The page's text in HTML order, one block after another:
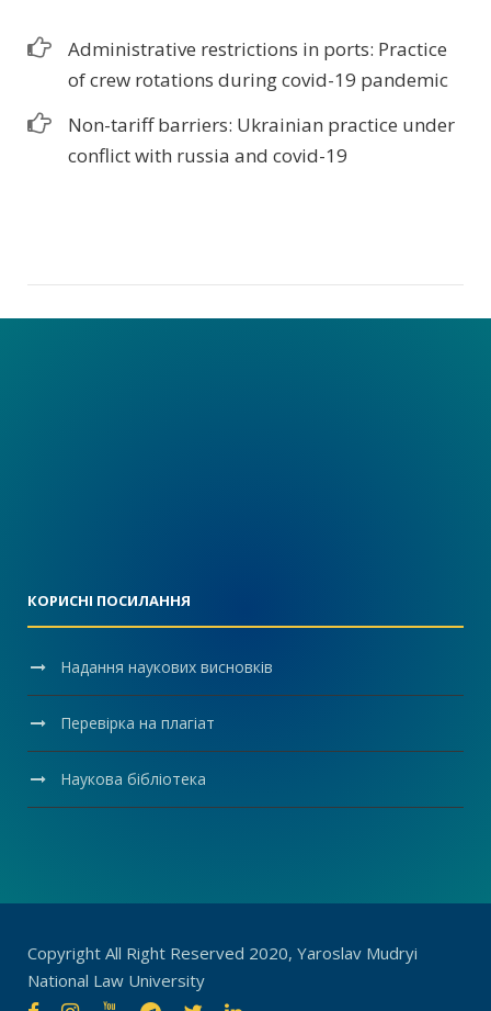
Administrative restrictions in ports: Practice
of crew rotations during covid-19 pandemic
Non-tariff barriers: Ukrainian practice under
conflict with russia and covid-19
КОРИСНІ ПОСИЛАННЯ
Надання наукових висновків
Перевірка на плагіат
Наукова бібліотека
Copyright All Right Reserved 2020, Yaroslav Mudryi
National Law University